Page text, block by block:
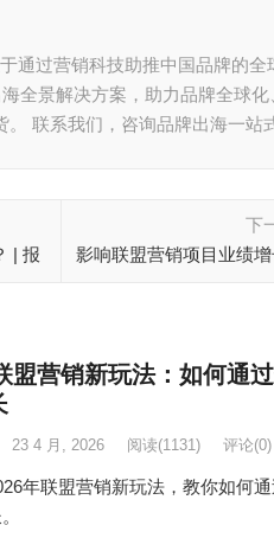
通过营销科技助推中国品牌的全
全景解决方案，助力品牌全球化
联系我们，咨询品牌出海一站
| 报
下
影响联盟营销项目业绩
盟营销新玩法：如何通
23 4 月, 2026 阅读(1131) 评论(0)
年联盟营销新玩法，教你如何